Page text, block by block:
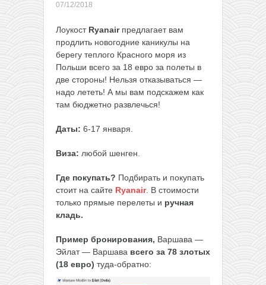
07/12/2018
Лоукост Ryanair предлагает вам
продлить новогодние каникулы на
берегу теплого Красного моря из
Польши всего за 18 евро за полеты в
две стороны! Нельзя отказываться —
надо лететь! А мы вам подскажем как
там бюджетно развлечься!
Даты: 6-17 января.
Виза: любой шенген.
Где покупать? Подбирать и покупать
стоит на сайте Ryanair. В стоимости
только прямые перелеты и ручная
кладь.
Пример бронирования, Варшава —
Эйлат — Варшава всего за 78 злотых
(18 евро) туда-обратно: